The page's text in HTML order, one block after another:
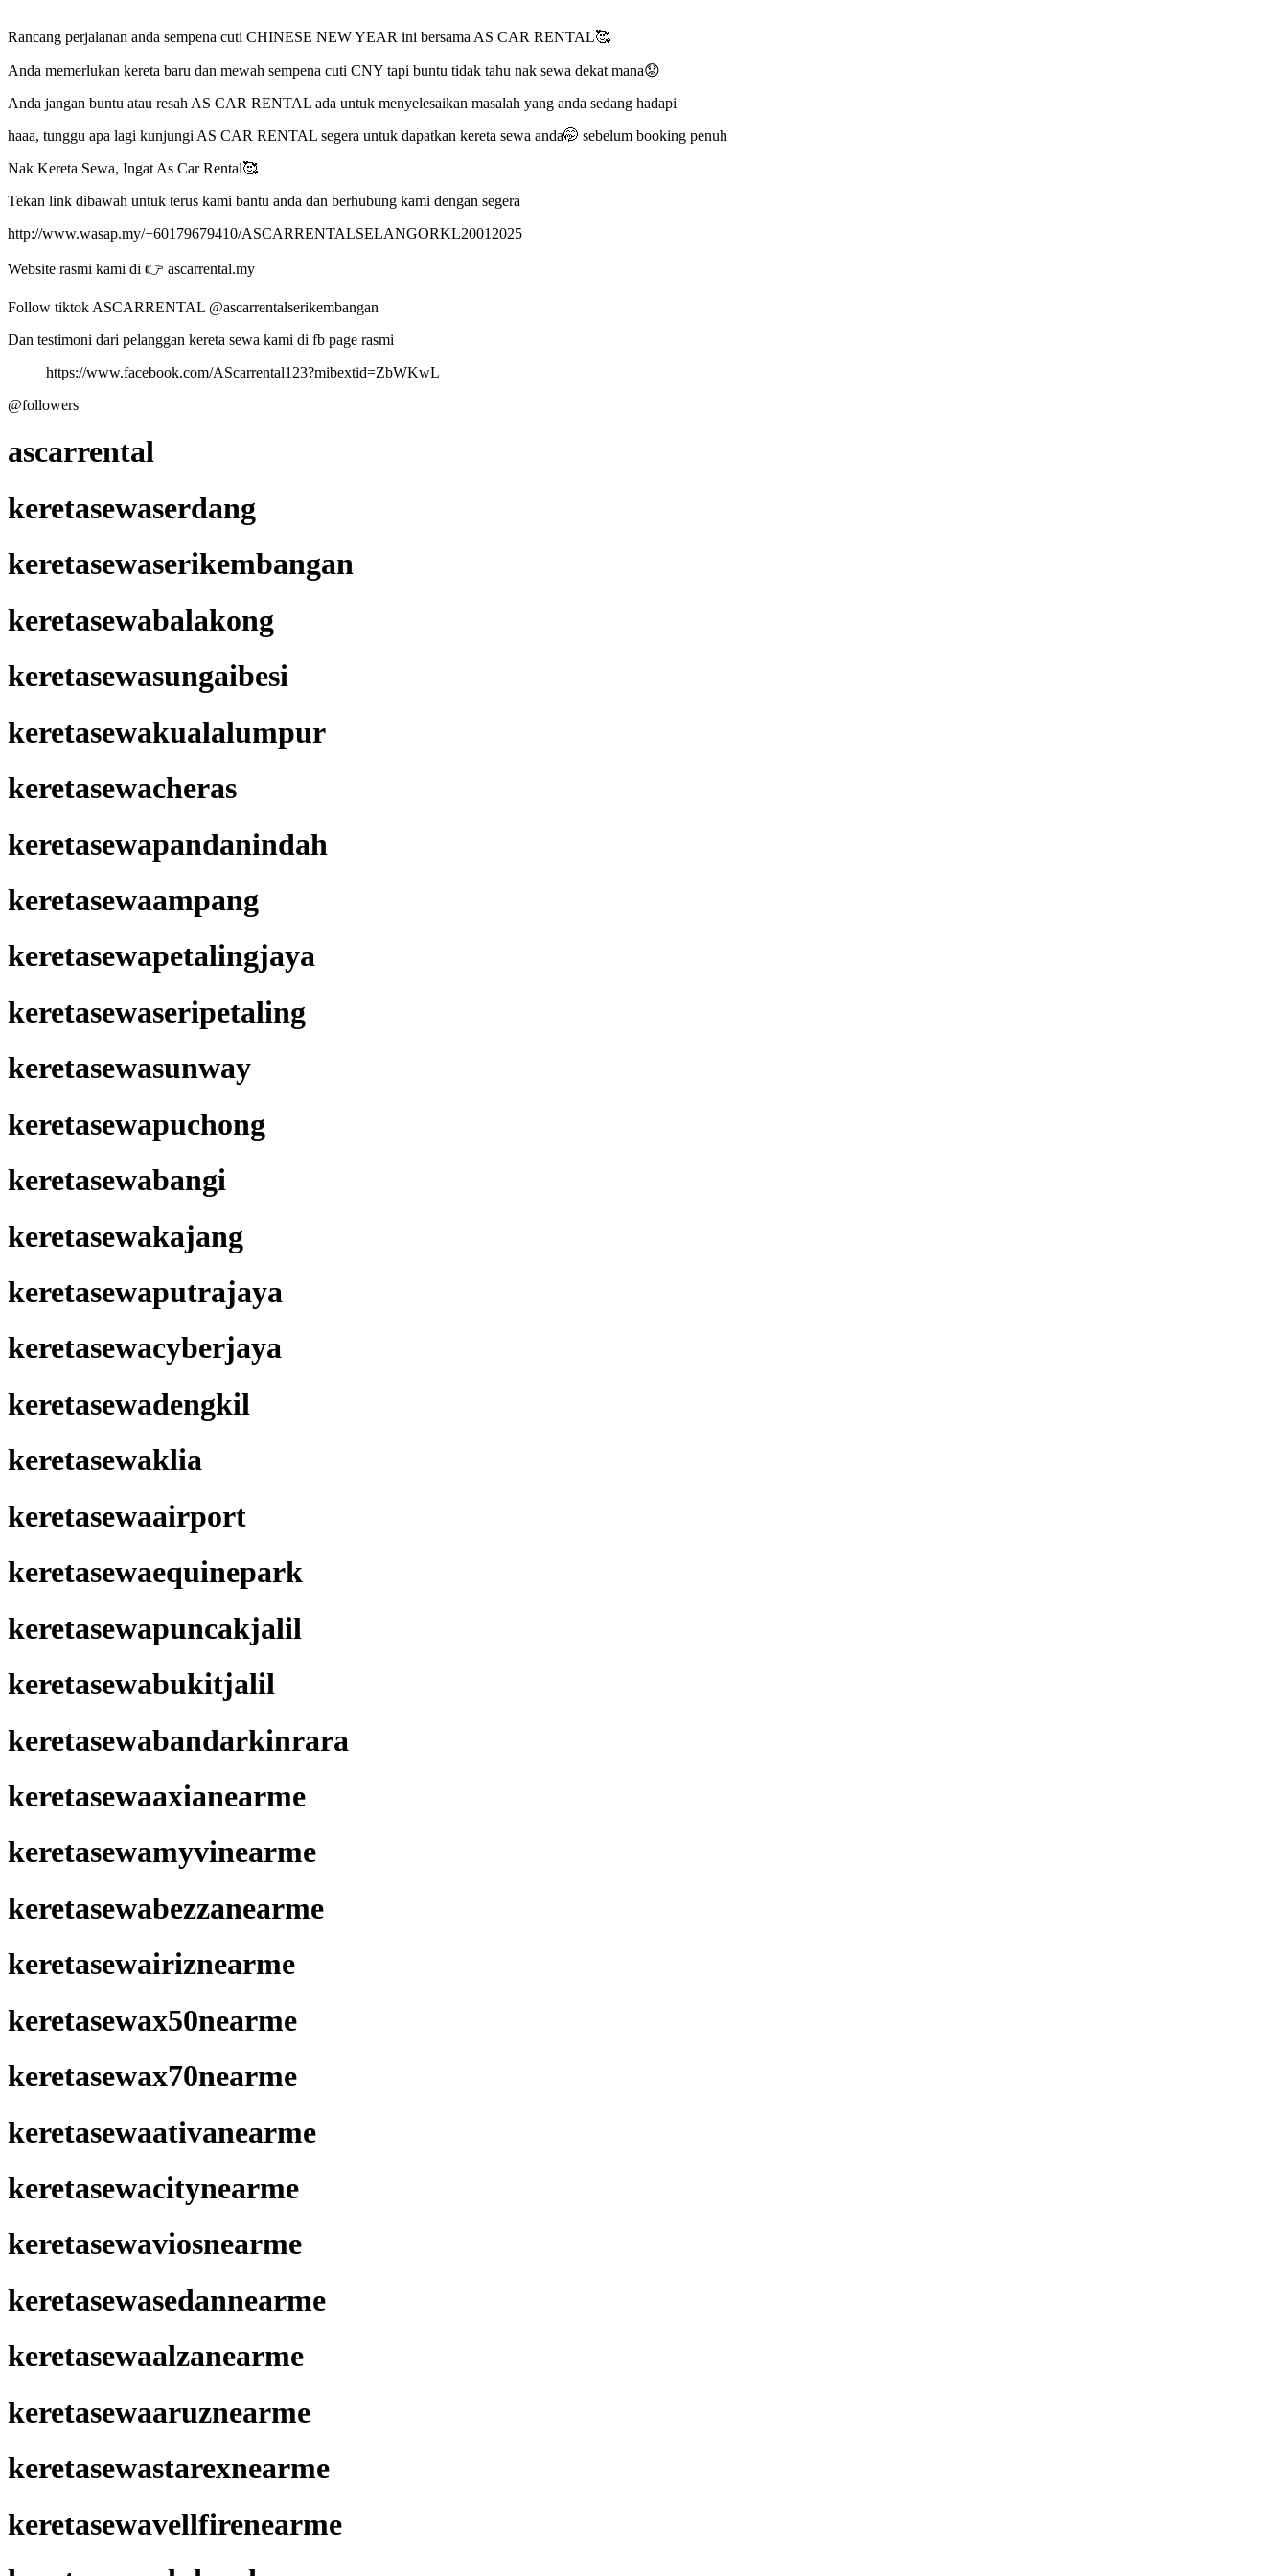
Rancang perjalanan anda sempena cuti CHINESE NEW YEAR ini bersama AS CAR RENTAL🥰
Anda memerlukan kereta baru dan mewah sempena cuti CNY tapi buntu tidak tahu nak sewa dekat mana😟
Anda jangan buntu atau resah AS CAR RENTAL ada untuk menyelesaikan masalah yang anda sedang hadapi
haaa, tunggu apa lagi kunjungi AS CAR RENTAL segera untuk dapatkan kereta sewa anda🤭 sebelum booking penuh
Nak Kereta Sewa, Ingat As Car Rental🥰
Tekan link dibawah untuk terus kami bantu anda dan berhubung kami dengan segera
http://www.wasap.my/+60179679410/ASCARRENTALSELANGORKL20012025
Website rasmi kami di 👉 ascarrental.my
Follow tiktok ASCARRENTAL @ascarrentalserikembangan
Dan testimoni dari pelanggan kereta sewa kami di fb page rasmi
https://www.facebook.com/AScarrental123?mibextid=ZbWKwL
@followers
ascarrental
keretasewaserdang
keretasewaserikembangan
keretasewabalakong
keretasewasungaibesi
keretasewakualalumpur
keretasewacheras
keretasewapandanindah
keretasewaampang
keretasewapetalingjaya
keretasewaseripetaling
keretasewasunway
keretasewapuchong
keretasewabangi
keretasewakajang
keretasewaputrajaya
keretasewacyberjaya
keretasewadengkil
keretasewaklia
keretasewaairport
keretasewaequinepark
keretasewapuncakjalil
keretasewabukitjalil
keretasewabandarkinrara
keretasewaaxianearme
keretasewamyvinearme
keretasewabezzanearme
keretasewairiznearme
keretasewax50nearme
keretasewax70nearme
keretasewaativanearme
keretasewacitynearme
keretasewaviosnearme
keretasewasedannearme
keretasewaalzanearme
keretasewaaruznearme
keretasewastarexnearme
keretasewavellfirenearme